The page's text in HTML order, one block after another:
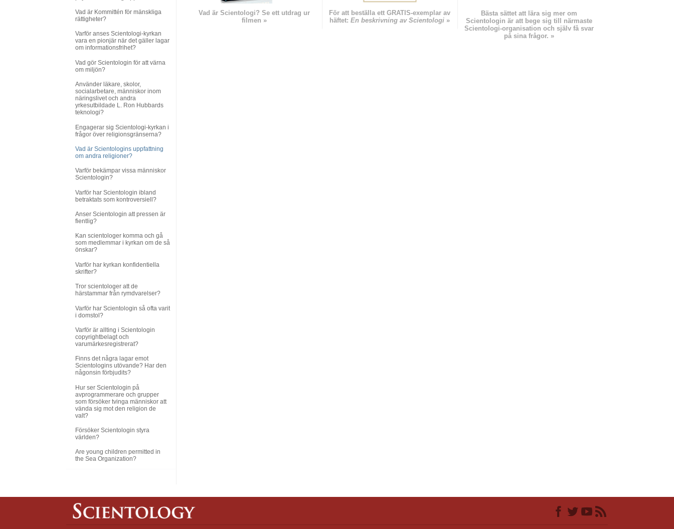
Vad är Scientologi? Se ett utdrag ur
filmen »
För att beställa ett GRATIS-exemplar av
häftet:En beskrivning av Scientologi »
Bästa sättet att lära sig mer om
Scientologin är att bege sig till närmaste
Scientologi-organisation och själv få svar
på sina frågor. »
Vad är Kommittén för mänskliga
rättigheter?
Varför anses Scientologi-kyrkan
vara en pionjär när det gäller lagar
om informationsfrihet?
Vad gör Scientologin för att värna
om miljön?
Använder läkare, skolor,
socialarbetare, människor inom
näringslivet och andra
yrkesutbildade L. Ron Hubbards
teknologi?
Engagerar sig Scientologi-kyrkan i
frågor över religionsgränserna?
Vad är Scientologins uppfattning
om andra religioner?
Varför bekämpar vissa människor
Scientologin?
Varför har Scientologin ibland
betraktats som kontroversiell?
Anser Scientologin att pressen är
fientlig?
Kan scientologer komma och gå
som medlemmar i kyrkan om de så
önskar?
Varför har kyrkan konfidentiella
skrifter?
Tror scientologer att de
härstammar från rymdvarelser?
Varför har Scientologin så ofta varit
i domstol?
Varför är allting i Scientologin
copyrightbelagt och
varumärkesregistrerat?
Finns det några lagar emot
Scientologins utövande? Har den
någonsin förbjudits?
Hur ser Scientologin på
avprogrammerare och grupper
som försöker tvinga människor att
vända sig mot den religion de
valt?
Försöker Scientologin styra
världen?
Are young children permitted in
the Sea Organization?